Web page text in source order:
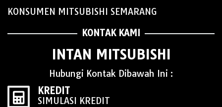
KONSUMEN MITSUBISHI SEMARANG
KONTAK KAMI
INTAN MITSUBISHI
Hubungi Kontak Dibawah Ini :
KREDIT
SIMULASI KREDIT